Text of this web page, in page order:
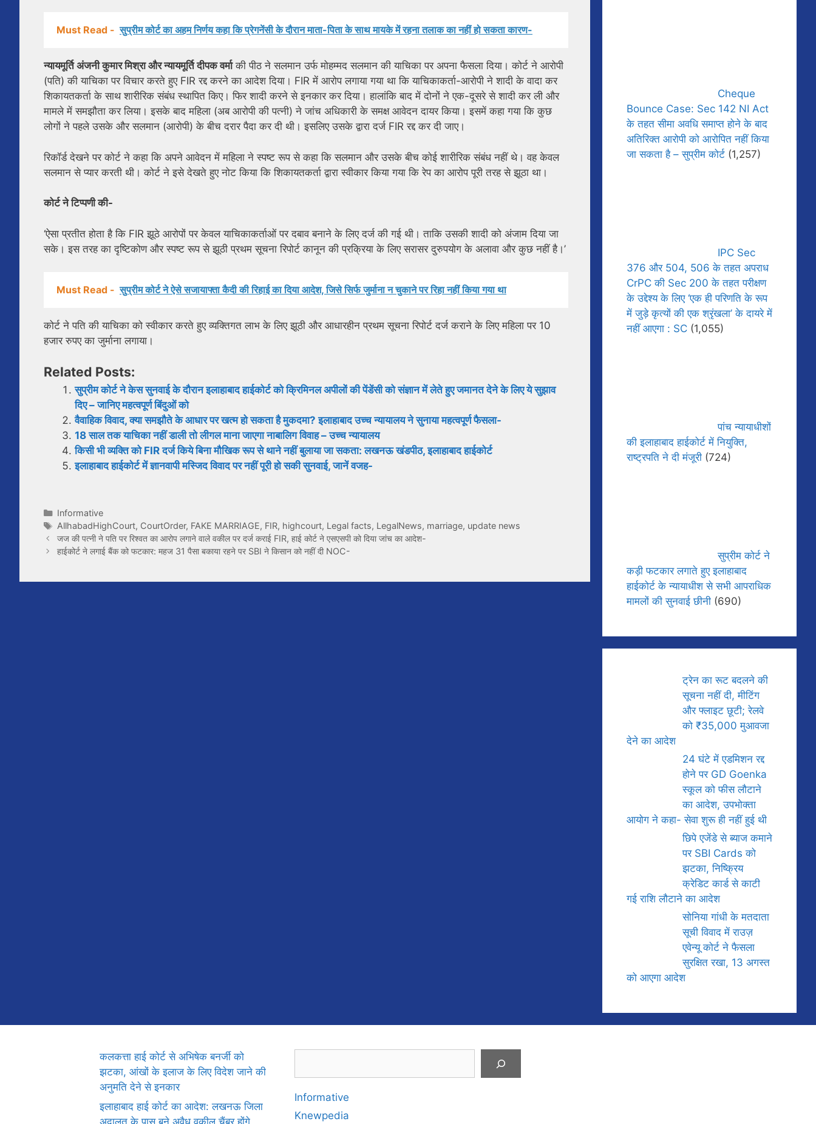
Must Read - सुप्रीम कोर्ट का अहम निर्णय कहा कि प्रेगनेंसी के दौरान माता-पिता के साथ मायके में रहना तलाक का नहीं हो सकता कारण-
न्यायमूर्ति अंजनी कुमार मिश्रा और न्यायमूर्ति दीपक वर्माकी पीठ ने सलमान उर्फ मोहम्मद सलमान की याचिका पर अपना फैसला दिया। कोर्ट ने आरोपी
(पति) की याचिका पर विचार करते हुए FIR रद्द करने का आदेश दिया। FIR में आरोप लगाया गया था कि याचिकाकर्ता-आरोपी ने शादी के वादा कर
शिकायतकर्ता के साथ शारीरिक संबंध स्थापित किए। फिर शादी करने से इनकार कर दिया। हालांकि बाद में दोनों ने एक-दूसरे से शादी कर ली और
मामले में समझौता कर लिया। इसके बाद महिला (अब आरोपी की पत्नी) ने जांच अधिकारी के समक्ष आवेदन दायर किया। इसमें कहा गया कि कुछ
लोगों ने पहले उसके और सलमान (आरोपी) के बीच दरार पैदा कर दी थी। इसलिए उसके द्वारा दर्ज FIR रद्द कर दी जाए।
रिकॉर्ड देखने पर कोर्ट ने कहा कि अपने आवेदन में महिला ने स्पष्ट रूप से कहा कि सलमान और उसके बीच कोई शारीरिक संबंध नहीं थे। वह केवल
सलमान से प्यार करती थी। कोर्ट ने इसे देखते हुए नोट किया कि शिकायतकर्ता द्वारा स्वीकार किया गया कि रेप का आरोप पूरी तरह से झूठा था।
कोर्ट ने टिप्पणी की-
‘ऐसा प्रतीत होता है कि FIR झूठे आरोपों पर केवल याचिकाकर्ताओं पर दबाव बनाने के लिए दर्ज की गई थी। ताकि उसकी शादी को अंजाम दिया जा
सके। इस तरह का दृष्टिकोण और स्पष्ट रूप से झूठी प्रथम सूचना रिपोर्ट कानून की प्रक्रिया के लिए सरासर दुरुपयोग के अलावा और कुछ नहीं है।’
Must Read - सुप्रीम कोर्ट ने ऐसे सजायाफ्ता कैदी की रिहाई का दिया आदेश, जिसे सिर्फ जुर्माना न चुकाने पर रिहा नहीं किया गया था
कोर्ट ने पति की याचिका को स्वीकार करते हुए व्यक्तिगत लाभ के लिए झूठी और आधारहीन प्रथम सूचना रिपोर्ट दर्ज कराने के लिए महिला पर 10
हजार रुपए का जुर्माना लगाया।
Related Posts:
सुप्रीम कोर्ट ने केस सुनवाई के दौरान इलाहाबाद हाईकोर्ट को क्रिमिनल अपीलों की पेंडेंसी को संज्ञान में लेते हुए जमानत देने के लिए ये सुझाव
दिए – जानिए महत्वपूर्ण बिंदुओं को
वैवाहिक विवाद, क्या समझौते के आधार पर खत्म हो सकता है मुकदमा? इलाहाबाद उच्च न्यायालय ने सुनाया महत्वपूर्ण फैसला-
18 साल तक याचिका नहीं डाली तो लीगल माना जाएगा नाबालिग विवाह – उच्च न्यायालय
किसी भी व्यक्ति को FIR दर्ज किये बिना मौखिक रूप से थाने नहीं बुलाया जा सकता: लखनऊ खंडपीठ, इलाहाबाद हाईकोर्ट
इलाहाबाद हाईकोर्ट में ज्ञानवापी मस्जिद विवाद पर नहीं पूरी हो सकी सुनवाई, जानें वजह-
Categories
Informative
Tags
AllhabadHighCourt, CourtOrder, FAKE MARRIAGE, FIR, highcourt, Legal facts, LegalNews, marriage, update news
जज की पत्नी ने पति पर रिश्वत का आरोप लगाने वाले वकील पर दर्ज कराई FIR, हाई कोर्ट ने एसएसपी को दिया जांच का आदेश-
हाईकोर्ट ने लगाई बैंक को फटकार: महज 31 पैसा बकाया रहने पर SBI ने किसान को नहीं दी NOC-
Cheque
Bounce Case: Sec 142 NI Act
के तहत सीमा अवधि समाप्त होने के बाद
अतिरिक्त आरोपी को आरोपित नहीं किया
जा सकता है – सुप्रीम कोर्ट (1,257)
IPC Sec
376 और 504, 506 के तहत अपराध
CrPC की Sec 200 के तहत परीक्षण
के उद्देश्य के लिए ‘एक ही परिणति के रूप
में जुड़े कृत्यों की एक श्रृंखला’ के दायरे में
नहीं आएगा : SC (1,055)
पांच न्यायाधीशों
की इलाहाबाद हाईकोर्ट में नियुक्ति,
राष्ट्रपति ने दी मंजूरी (724)
सुप्रीम कोर्ट ने
कड़ी फटकार लगाते हुए इलाहाबाद
हाईकोर्ट के न्यायाधीश से सभी आपराधिक
मामलों की सुनवाई छीनी (690)
ट्रेन का रूट बदलने की
सूचना नहीं दी, मीटिंग
और फ्लाइट छूटी; रेलवे
को ₹35,000 मुआवजा
देने का आदेश
24 घंटे में एडमिशन रद्द
होने पर GD Goenka
स्कूल को फीस लौटाने
का आदेश, उपभोक्ता
आयोग ने कहा- सेवा शुरू ही नहीं हुई थी
छिपे एजेंडे से ब्याज कमाने
पर SBI Cards को
झटका, निष्क्रिय
क्रेडिट कार्ड से काटी
गई राशि लौटाने का आदेश
सोनिया गांधी के मतदाता
सूची विवाद में राउज़
एवेन्यू कोर्ट ने फैसला
सुरक्षित रखा, 13 अगस्त
को आएगा आदेश
कलकत्ता हाई कोर्ट से अभिषेक बनर्जी को
झटका, आंखों के इलाज के लिए विदेश जाने की
अनुमति देने से इनकार
इलाहाबाद हाई कोर्ट का आदेश: लखनऊ जिला
Informative
Knewpedia